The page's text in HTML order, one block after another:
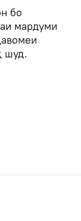
бо
мардуми
шуд.